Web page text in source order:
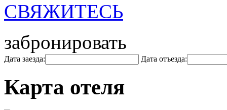
СВЯЖИТЕСЬ
забронировать
Дата заезда: Дата отъезда:
Карта отеля